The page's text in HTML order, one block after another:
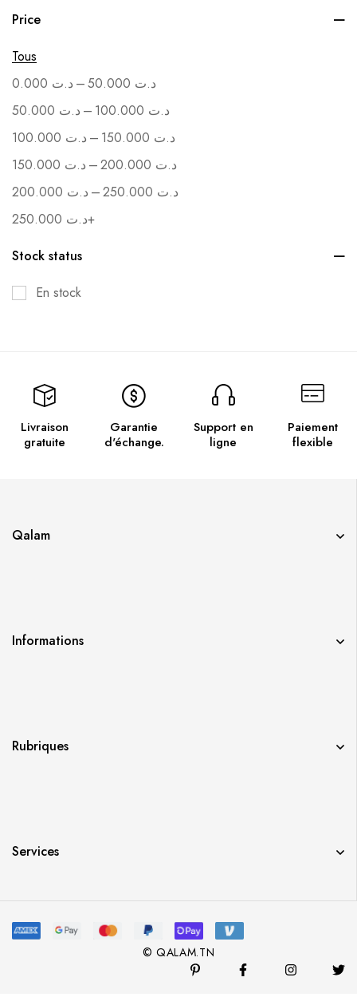
Soutenance
Price
Tous
د.ت – د.ت
د.ت – د.ت
د.ت – د.ت
د.ت – د.ت
د.ت – د.ت
د.ت+
Stock status
En stock
Livraison
gratuite
Garantie
d'échange.
Support en
ligne
Paiement
flexible
Qalam
Informations
Rubriques
Services
© QALAM.TN